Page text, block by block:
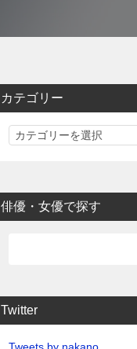
カテゴリー
カ
リ
ー
俳優・女優で探す
Twitter
Tweets by nakano_______